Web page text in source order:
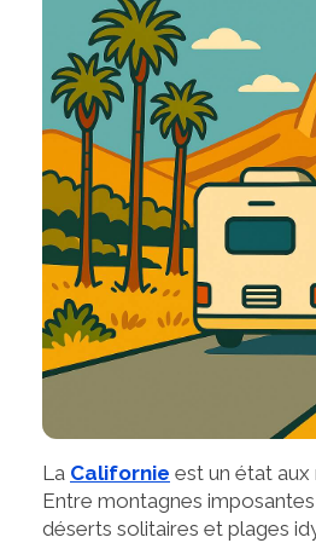
La Californie est un état
Entre montagnes
déserts solitaires et plages